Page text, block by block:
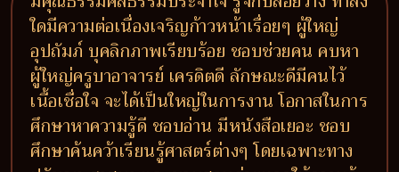
ใดมีความต่อเนื่องเจริญก้าวหน้าเรื่อยๆ ผู้ใหญ่
อุปถัมภ์ บุคลิกภาพเรียบร้อย ชอบช่วยคน คบหา
ผู้ใหญ่ครูบาอาจารย์ เครดิตดี ลักษณะดีมีคนไว้
เนื้อเชื่อใจ จะได้เป็นใหญ่ในการงาน โอกาสในการ
ศึกษาหาความรู้ดี ชอบอ่าน มีหนังสือเยอะ ชอบ
ศึกษาค้นคว้าเรียนรู้ศาสตร์ต่างๆ โดยเฉพาะทาง